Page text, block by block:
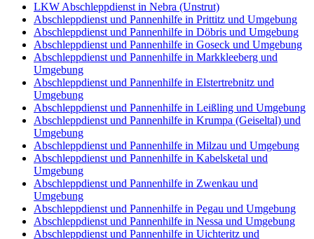
LKW Abschleppdienst in Nebra (Unstrut)
Abschleppdienst und Pannenhilfe in Prittitz und Umgebung
Abschleppdienst und Pannenhilfe in Döbris und Umgebung
Abschleppdienst und Pannenhilfe in Goseck und Umgebung
Abschleppdienst und Pannenhilfe in Markkleeberg und
Umgebung
Abschleppdienst und Pannenhilfe in Elstertrebnitz und
Umgebung
Abschleppdienst und Pannenhilfe in Leißling und Umgebung
Abschleppdienst und Pannenhilfe in Krumpa (Geiseltal) und
Umgebung
Abschleppdienst und Pannenhilfe in Milzau und Umgebung
Abschleppdienst und Pannenhilfe in Kabelsketal und
Umgebung
Abschleppdienst und Pannenhilfe in Zwenkau und
Umgebung
Abschleppdienst und Pannenhilfe in Pegau und Umgebung
Abschleppdienst und Pannenhilfe in Nessa und Umgebung
Abschleppdienst und Pannenhilfe in Uichteritz und